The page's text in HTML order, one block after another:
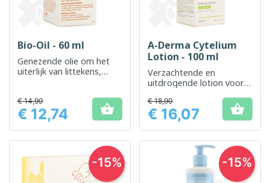
Bio-Oil - 60 ml
Genezende olie om het
uiterlijk van littekens,
te verbeteren
Prijs
€ 14,99
€ 12,74 
A-Derma Cytelium
Lotion - 100 ml
Verzachtende en
uitdrogende lotion voor
vatbaar is voor maceratie
Prijs
€ 18,90
€ 16,07 
-15% -15%